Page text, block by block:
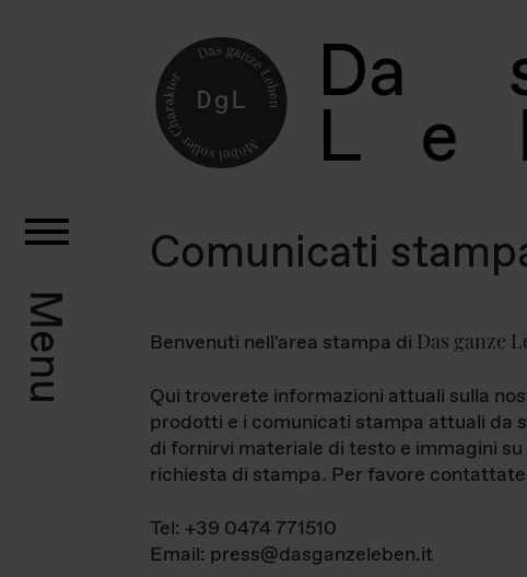
Da
L e
Menu
Comunicati
Benvenuti nell'area stampa di Das ganze
Qui troverete informazioni attuali sulla
prodotti e i comunicati stampa attuali da
di fornirvi materiale di testo e immagini
richiesta di stampa. Per favore
Tel: +39 0474 771510
Email: press@dasganzeleben.it